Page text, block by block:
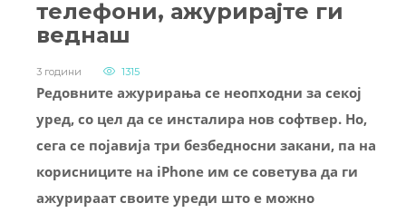
телефони, ажурирајте ги
веднаш
3 години 1315
Редовните ажурирања се неопходни за секој
уред, со цел да се инсталира нов софтвер. Но,
сега се појавија три безбедносни закани, па на
корисниците на iPhone им се советува да ги
ажурираат своите уреди што е можно